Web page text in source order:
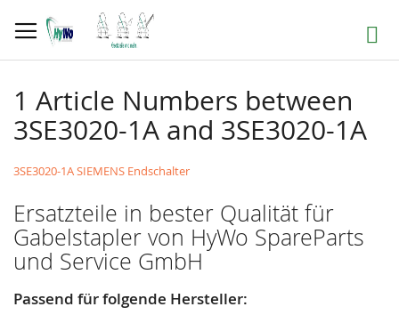
zum
Inhalt
Suche
1 Article Numbers between
3SE3020-1A and 3SE3020-1A
3SE3020-1A SIEMENS Endschalter
Ersatzteile in bester Qualität für
Gabelstapler von HyWo SpareParts
und Service GmbH
Passend für folgende Hersteller: